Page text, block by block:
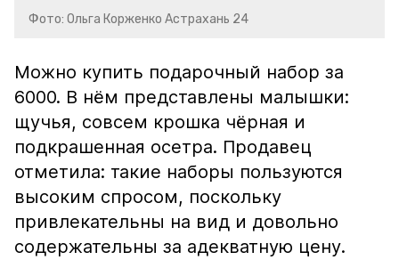
Фото: Ольга Корженко Астрахань 24
Можно купить подарочный набор за
6000. В нём представлены малышки:
щучья, совсем крошка чёрная и
подкрашенная осетра. Продавец
отметила: такие наборы пользуются
высоким спросом, поскольку
привлекательны на вид и довольно
содержательны за адекватную цену.